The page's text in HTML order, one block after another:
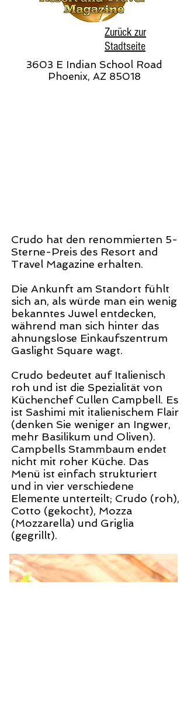
Zurück zur
Stadtseite
3603 E Indian School Road
Phoenix, AZ 85018
Crudo hat den renommierten 5-
Sterne-Preis des Resort and
Travel Magazine erhalten.
Die Ankunft am Standort fühlt
sich an, als würde man ein wenig
bekanntes Juwel entdecken,
während man sich hinter das
ahnungslose Einkaufszentrum
Gaslight Square wagt.
Crudo bedeutet auf Italienisch
roh und ist die Spezialität von
Küchenchef Cullen Campbell. Es
ist Sashimi mit italienischem Flair
(denken Sie weniger an Ingwer,
mehr Basilikum und Oliven).
Campbells Stammbaum endet
nicht mit roher Küche. Das
Menü ist einfach strukturiert
und in vier verschiedene
Elemente unterteilt; Crudo (roh),
Cotto (gekocht), Mozza
(Mozzarella) und Griglia
(gegrillt).